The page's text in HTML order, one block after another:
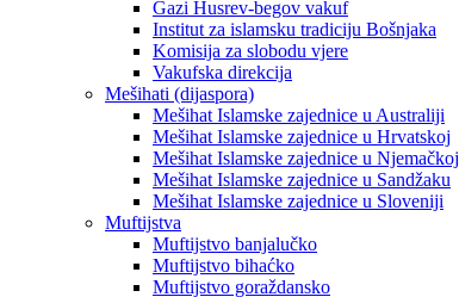
Gazi Husrev-begov vakuf
Institut za islamsku tradiciju Bošnjaka
Komisija za slobodu vjere
Vakufska direkcija
Mešihati (dijaspora)
Mešihat Islamske zajednice u Australiji
Mešihat Islamske zajednice u Hrvatskoj
Mešihat Islamske zajednice u Njemačkoj
Mešihat Islamske zajednice u Sandžaku
Mešihat Islamske zajednice u Sloveniji
Muftijstva
Muftijstvo banjalučko
Muftijstvo bihaćko
Muftijstvo goraždansko